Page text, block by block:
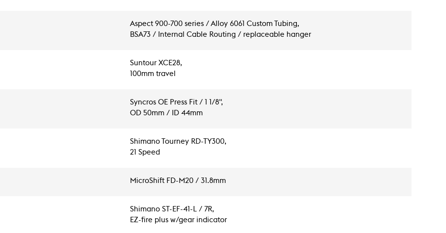
Aspect 900-700 series / Alloy 6061 Custom Tubing,
BSA73 / Internal Cable Routing / replaceable hanger
Suntour XCE28,
100mm travel
Syncros OE Press Fit / 1 1/8",
OD 50mm / ID 44mm
Shimano Tourney RD-TY300,
21 Speed
MicroShift FD-M20 / 31.8mm
Shimano ST-EF-41-L / 7R,
EZ-fire plus w/gear indicator